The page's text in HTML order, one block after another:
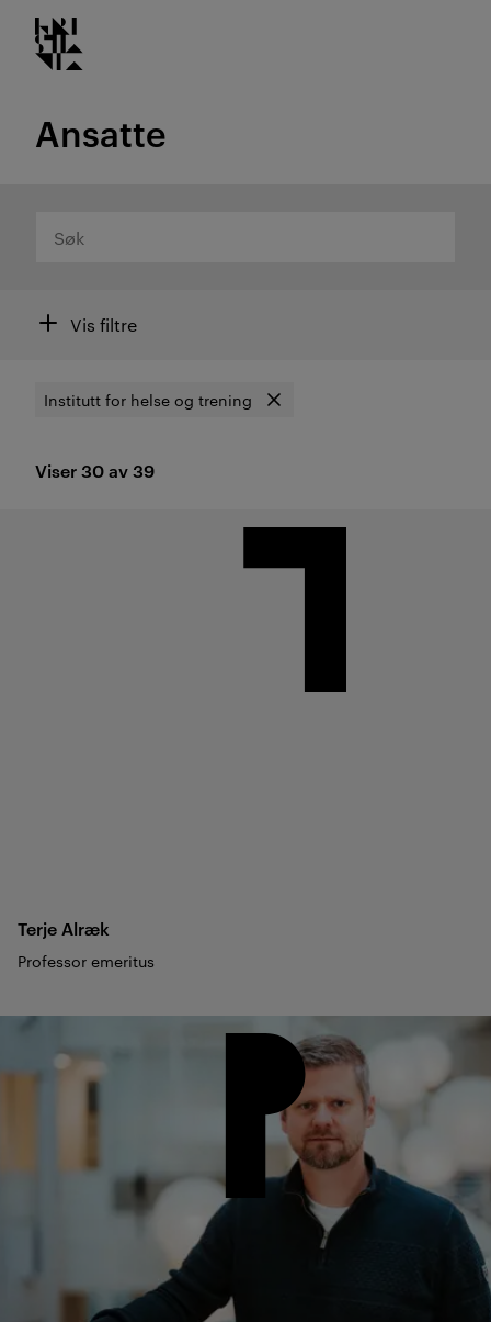
Gå
til
Kristiania logo
Ansatte
FiltreVis filtre
Institutt for helse og trening
Fjern filter
Resultat
Viser 30 av 39
Terje Alræk
Professor emeritus